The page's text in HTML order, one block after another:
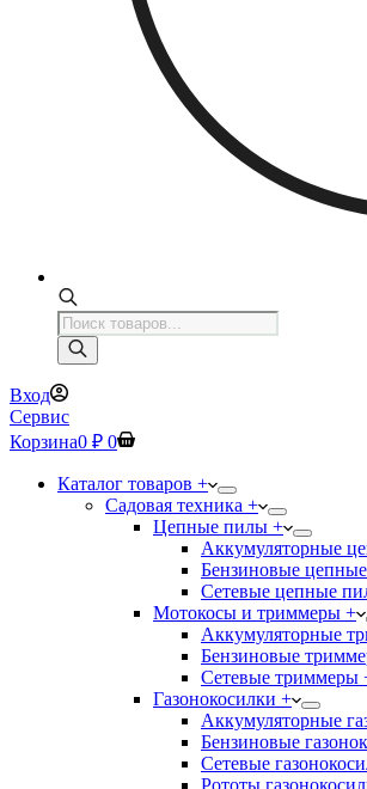
Поиск
товаров
Вход
Сервис
Корзина0 ₽ 0
Каталог товаров +
Садовая техника +
Цепные пилы +
Аккумуляторные
Бензиновые
Сетевые цепные
Мотокосы и триммеры +
Аккумуляторные
Бензиновые
Сетевые триммеры
Газонокосилки +
Аккумуляторные
Бензиновые
Сетевые
Рототы